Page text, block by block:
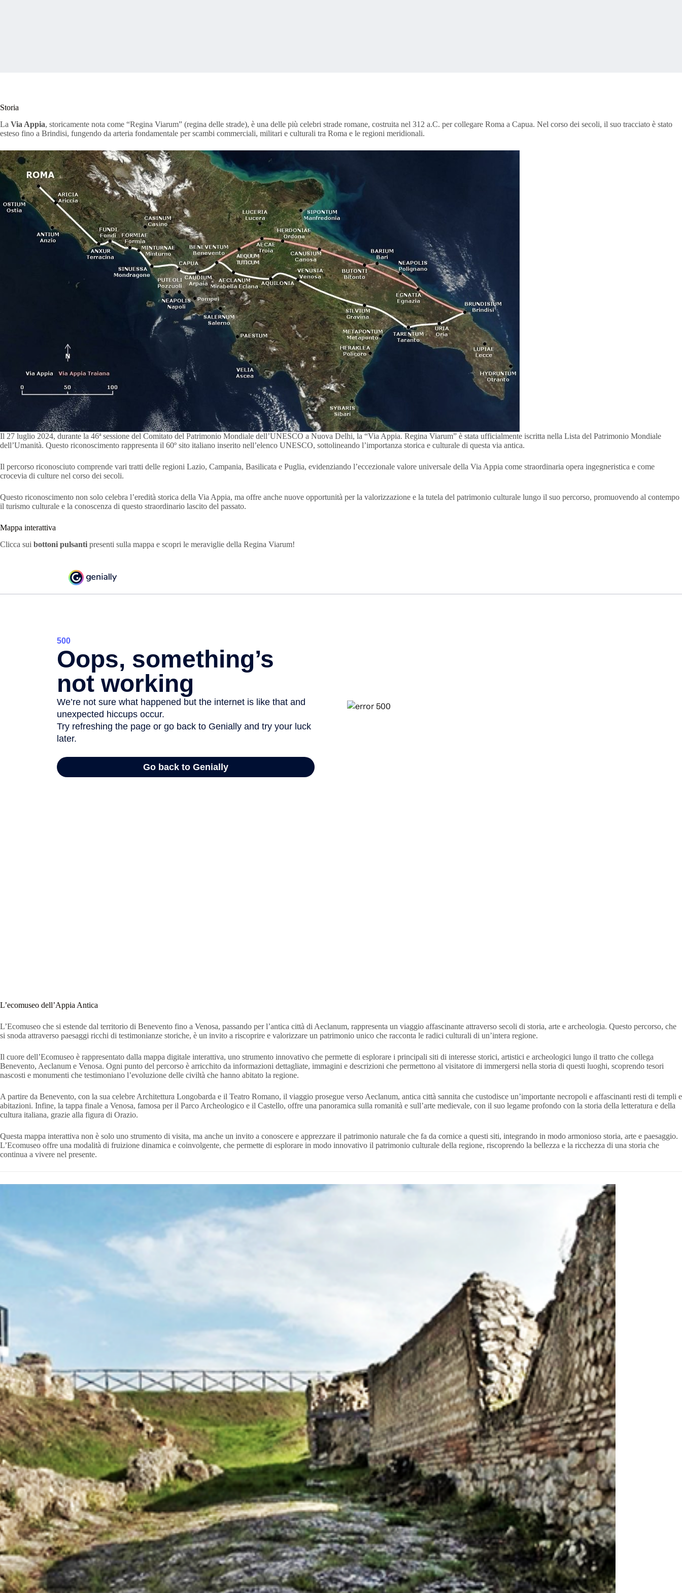
Storia
​La Via Appia, storicamente nota come “Regina Viarum” (regina delle strade), è una delle più celebri strade romane, costruita nel 312 a.C. per collegare Roma a Capua. Nel corso dei secoli, il suo tracciato è stato
esteso fino a Brindisi, fungendo da arteria fondamentale per scambi commerciali, militari e culturali tra Roma e le regioni meridionali. ​
Il 27 luglio 2024, durante la 46ª sessione del Comitato del Patrimonio Mondiale dell’UNESCO a Nuova Delhi, la “Via Appia. Regina Viarum” è stata ufficialmente iscritta nella Lista del Patrimonio Mondiale
dell’Umanità. Questo riconoscimento rappresenta il 60º sito italiano inserito nell’elenco UNESCO, sottolineando l’importanza storica e culturale di questa via antica. ​
Il percorso riconosciuto comprende vari tratti delle regioni Lazio, Campania, Basilicata e Puglia, evidenziando l’eccezionale valore universale della Via Appia come straordinaria opera ingegneristica e come
crocevia di culture nel corso dei secoli. ​
Questo riconoscimento non solo celebra l’eredità storica della Via Appia, ma offre anche nuove opportunità per la valorizzazione e la tutela del patrimonio culturale lungo il suo percorso, promuovendo al contempo
il turismo culturale e la conoscenza di questo straordinario lascito del passato.
Mappa interattiva
Clicca sui bottoni pulsanti presenti sulla mappa e scopri le meraviglie della Regina Viarum!
L’ecomuseo dell’Appia Antica
L’Ecomuseo che si estende dal territorio di Benevento fino a Venosa, passando per l’antica città di Aeclanum, rappresenta un viaggio affascinante attraverso secoli di storia, arte e archeologia. Questo percorso, che
si snoda attraverso paesaggi ricchi di testimonianze storiche, è un invito a riscoprire e valorizzare un patrimonio unico che racconta le radici culturali di un’intera regione.
Il cuore dell’Ecomuseo è rappresentato dalla mappa digitale interattiva, uno strumento innovativo che permette di esplorare i principali siti di interesse storici, artistici e archeologici lungo il tratto che collega
Benevento, Aeclanum e Venosa. Ogni punto del percorso è arricchito da informazioni dettagliate, immagini e descrizioni che permettono al visitatore di immergersi nella storia di questi luoghi, scoprendo tesori
nascosti e monumenti che testimoniano l’evoluzione delle civiltà che hanno abitato la regione.
A partire da Benevento, con la sua celebre Architettura Longobarda e il Teatro Romano, il viaggio prosegue verso Aeclanum, antica città sannita che custodisce un’importante necropoli e affascinanti resti di templi e
abitazioni. Infine, la tappa finale a Venosa, famosa per il Parco Archeologico e il Castello, offre una panoramica sulla romanità e sull’arte medievale, con il suo legame profondo con la storia della letteratura e della
cultura italiana, grazie alla figura di Orazio.
Questa mappa interattiva non è solo uno strumento di visita, ma anche un invito a conoscere e apprezzare il patrimonio naturale che fa da cornice a questi siti, integrando in modo armonioso storia, arte e paesaggio.
L’Ecomuseo offre una modalità di fruizione dinamica e coinvolgente, che permette di esplorare in modo innovativo il patrimonio culturale della regione, riscoprendo la bellezza e la ricchezza di una storia che
continua a vivere nel presente.